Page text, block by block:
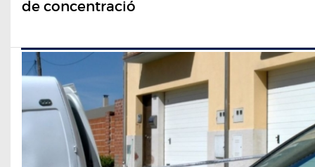
de concentració